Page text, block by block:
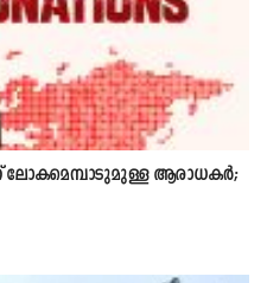
ലോകമെമ്പാടുമുള്ള ആരാധകർ;